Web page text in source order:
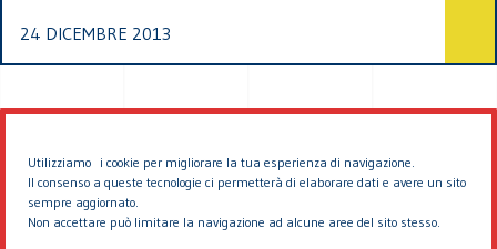
Utilizziamo i cookie per migliorare la tua esperienza di navigazione.
Il consenso a queste tecnologie ci permetterà di elaborare dati e avere un sito
sempre aggiornato.
Non accettare può limitare la navigazione ad alcune aree del sito stesso.
24 DICEMBRE 2013